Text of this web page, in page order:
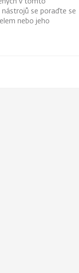
se poraďte se
nebo jeho